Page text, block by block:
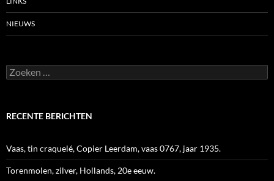
NIEUWS
Zoeken
naar:
RECENTE BERICHTEN
Vaas, tin craquelé, Copier Leerdam, vaas 0767, jaar 1935.
Torenmolen, zilver, Hollands, 20e eeuw.